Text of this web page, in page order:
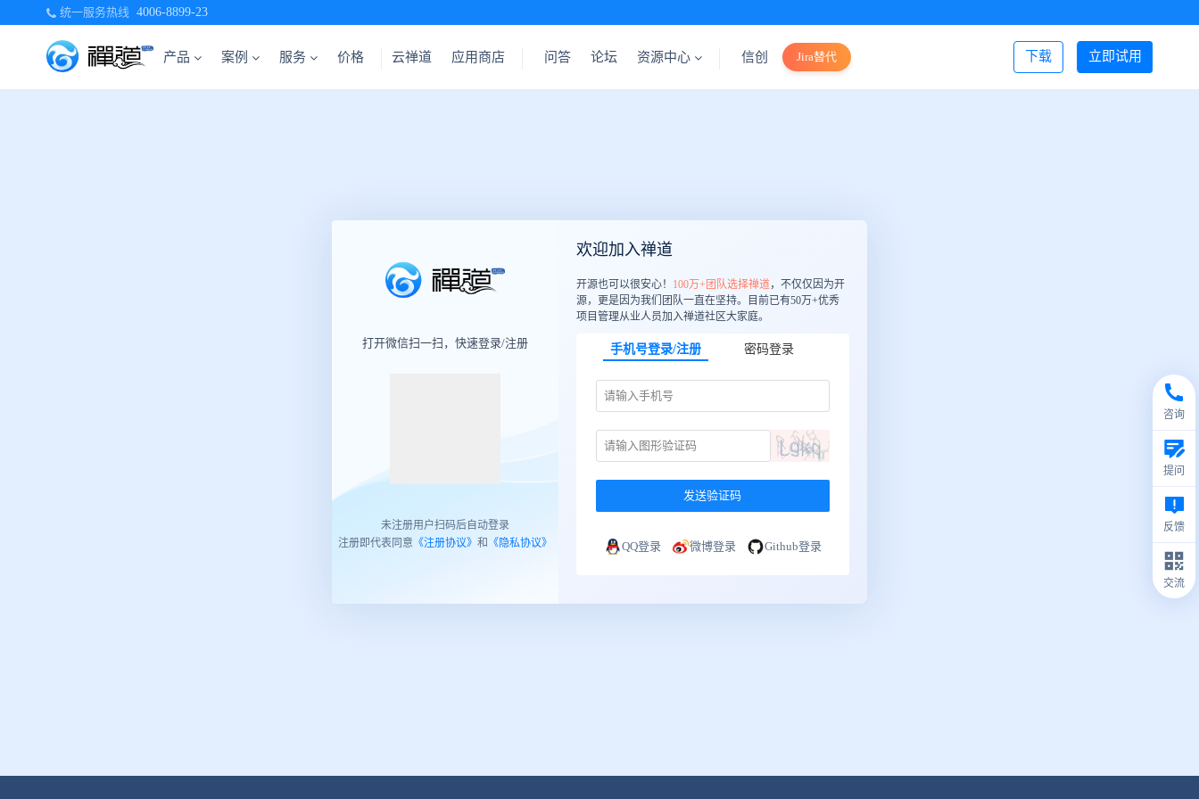
统一服务热线 4006-8899-23
产品 案例 服务 价格 立即试用
下载
云禅道 应用商店 问答 论坛 资源中心 信创 Jira替代 登录/注册
咨询
提问
反馈
交流
打开微信扫一扫，快速登录/注册
未注册用户扫码后自动登录
注册即代表同意 《注册协议》 和 《隐私协议》
欢迎加入禅道
开源也可以很安心！ 100万+团队选择禅道，不仅仅因为开
源，更是因为我们团队一直在坚持。目前已有50万+优秀
项目管理从业人员加入禅道社区大家庭。
手机号登录/注册 密码登录
发送验证码
QQ登录 微博登录 Github登录